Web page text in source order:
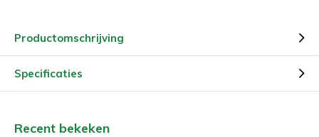
Productomschrijving
Specificaties
Recent bekeken